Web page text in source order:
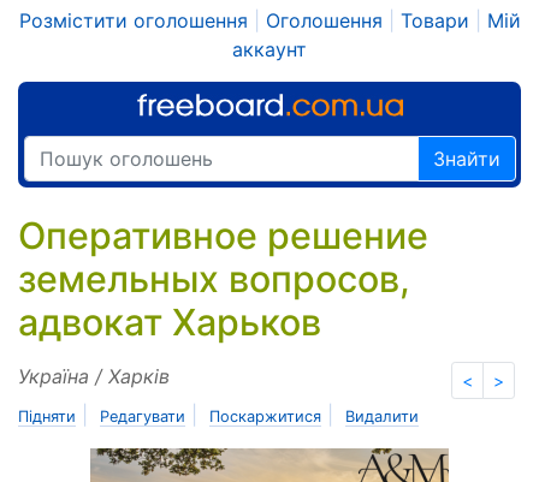
Розмістити оголошення Оголошення Товари
Мій
аккаунт
Знайти
Оперативное решение
земельных вопросов,
адвокат Харьков
< >
Україна / Харків
Підняти Редагувати Поскаржитися Видалити